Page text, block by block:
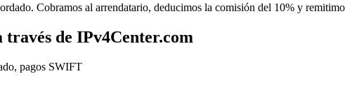
Cobramos al arrendatario, deducimos la comisión del 10% y
de IPv4Center.com
pagos SWIFT